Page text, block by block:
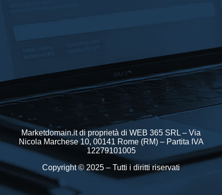
Marketdomain.it di proprietà di WEB 365 SRL – Via
Nicola Marchese 10, 00141 Rome (RM) – Partita IVA
12279101005
Copyright © 2025 – Tutti i diritti riservati